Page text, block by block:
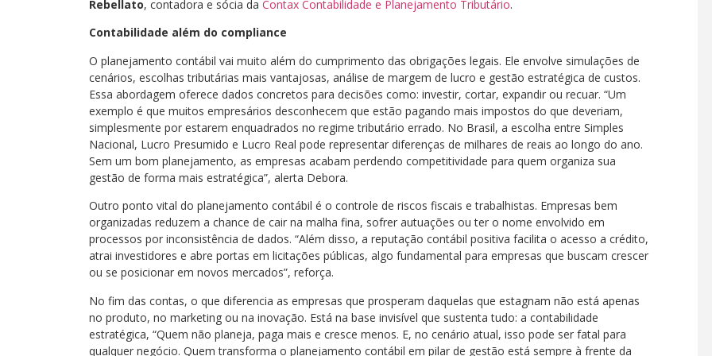
Rebellato, contadora e sócia da Contax Contabilidade e Planejamento Tributário.
Contabilidade além do compliance
O planejamento contábil vai muito além do cumprimento das obrigações legais. Ele envolve simulações de
cenários, escolhas tributárias mais vantajosas, análise de margem de lucro e gestão estratégica de custos.
Essa abordagem oferece dados concretos para decisões como: investir, cortar, expandir ou recuar. “Um
exemplo é que muitos empresários desconhecem que estão pagando mais impostos do que deveriam,
simplesmente por estarem enquadrados no regime tributário errado. No Brasil, a escolha entre Simples
Nacional, Lucro Presumido e Lucro Real pode representar diferenças de milhares de reais ao longo do ano.
Sem um bom planejamento, as empresas acabam perdendo competitividade para quem organiza sua
gestão de forma mais estratégica”, alerta Debora.
Outro ponto vital do planejamento contábil é o controle de riscos fiscais e trabalhistas. Empresas bem
organizadas reduzem a chance de cair na malha fina, sofrer autuações ou ter o nome envolvido em
processos por inconsistência de dados. “Além disso, a reputação contábil positiva facilita o acesso a crédito,
atrai investidores e abre portas em licitações públicas, algo fundamental para empresas que buscam crescer
ou se posicionar em novos mercados”, reforça.
No fim das contas, o que diferencia as empresas que prosperam daquelas que estagnam não está apenas
no produto, no marketing ou na inovação. Está na base invisível que sustenta tudo: a contabilidade
estratégica, “Quem não planeja, paga mais e cresce menos. E, no cenário atual, isso pode ser fatal para
qualquer negócio. Quem transforma o planejamento contábil em pilar de gestão está sempre à frente da